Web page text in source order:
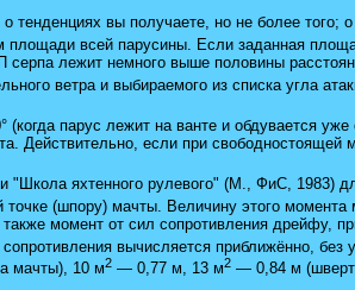
вы получаете, но не более того; о
всей парусины. Если заданная
серпа лежит немного выше половины
ветра и выбираемого из списка угла
парус лежит на ванте и обдувается
Действительно, если при
"Школа яхтенного рулевого" (М., ФиС, 1983)
(шпору) мачты. Величину этого
момент от сил сопротивления дрейфу,
вычисляется приближённо,
мачты), 10 м2 — 0,77 м, 13 м2 — 0,84 м (шверт